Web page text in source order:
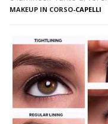
La Katira o Gomma
ottenuta dalla linfa
MAKEUP IN CORSO-CAPELLI